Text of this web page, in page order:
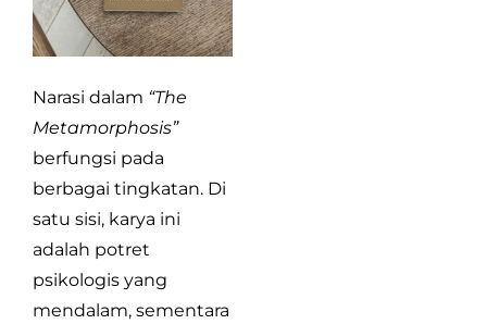
Narasi dalam “The
Metamorphosis”
berfungsi pada
berbagai tingkatan. Di
satu sisi, karya ini
adalah potret
psikologis yang
mendalam, sementara